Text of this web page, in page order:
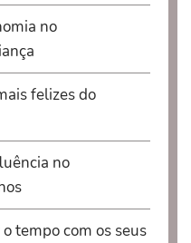
no
felizes do
no
tempo com os seus